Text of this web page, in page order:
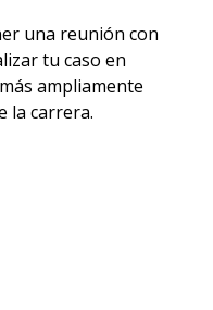
una reunión con
tu caso en
ampliamente
la carrera.